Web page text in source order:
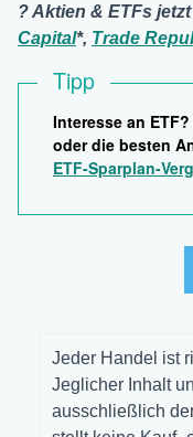
? Aktien & ETFs
Capital*, Trade
Tipp
Interesse an
oder die besten
ETF-Sparplan-
Jeder Handel ist
Jeglicher Inhalt
ausschließlich